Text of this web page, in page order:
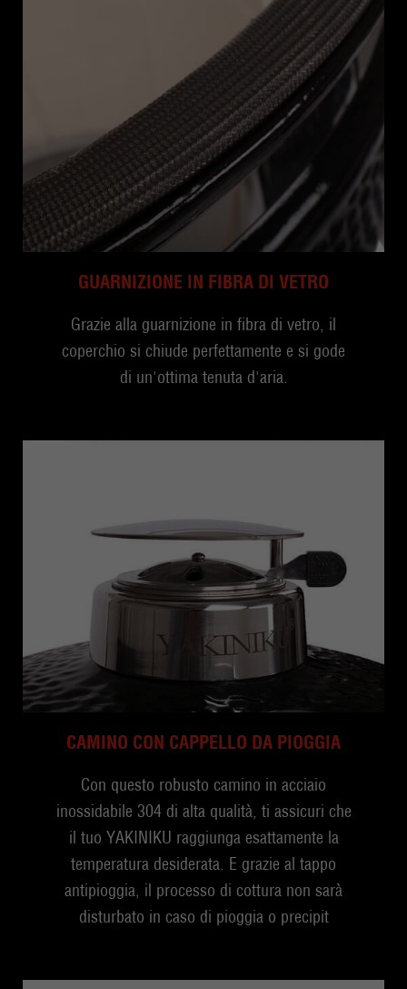
GUARNIZIONE IN FIBRA DI VETRO
Grazie alla guarnizione in fibra di vetro, il
coperchio si chiude perfettamente e si gode
di un'ottima tenuta d'aria.
CAMINO CON CAPPELLO DA PIOGGIA
Con questo robusto camino in acciaio
inossidabile 304 di alta qualità, ti assicuri che
il tuo YAKINIKU raggiunga esattamente la
temperatura desiderata. E grazie al tappo
antipioggia, il processo di cottura non sarà
disturbato in caso di pioggia o precipit